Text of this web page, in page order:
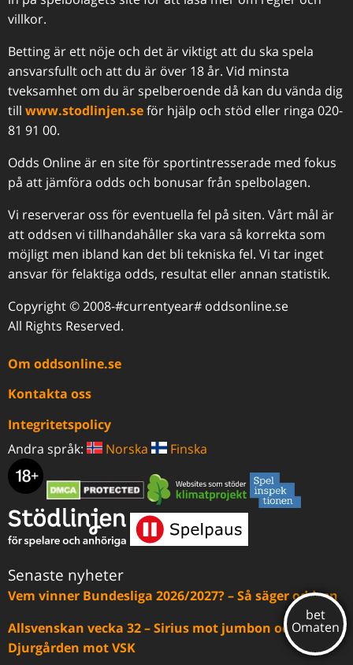
villkor.
Betting är ett nöje och det är viktigt att du ska spela
ansvarsfullt och att du är över 18 år. Vid minsta
tveksamhet om du är spelberoende då kan du vända dig
till www.stodlinjen.seför hjälp och stöd eller ringa 020-
81 91 00.
Odds Online är en site för sportintresserade med fokus
på att jämföra odds och bonusar från spelbolagen.
Vi reserverar oss för eventuella fel på siten. Vårt mål är
att oddsen vi tillhandahåller ska vara så korrekta som
möjligt men ibland kan det bli tekniska fel. Vi tar inget
ansvar för felaktiga odds, resultat eller annan statistik.
Copyright © 2008-#currentyear# oddsonline.se
All Rights Reserved.
Om oddsonline.se
Kontakta oss
Integritetspolicy
Andra språk:
Norska Finska
Senaste nyheter
Vem vinner Bundesliga 2026/2027? – Så säger oddsen
Allsvenskan vecka 32 – Sirius mot jumbon och
Djurgården mot VSK